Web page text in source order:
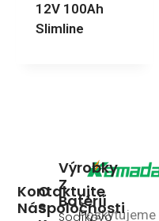
12V 100Ah
Slimline
Poskytujeme
Výrobky
Z
Batérií
Sodíkovo
O
Spoločnosti
Kontaktujte
Nás